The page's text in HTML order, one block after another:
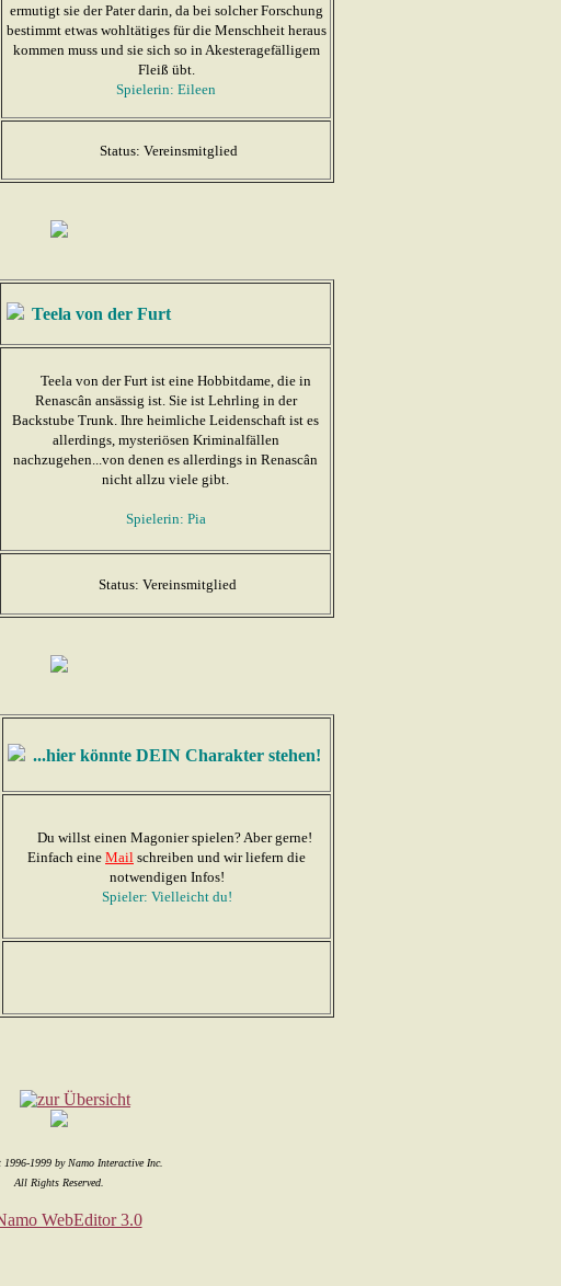
ermutigt sie der Pater darin, da bei solcher Forschung
bestimmt etwas wohltätiges für die Menschheit heraus
kommen muss und sie sich so in Akesteragefälligem
Fleiß übt.
Spielerin: Eileen
Status: Vereinsmitglied
Teela von der Furt
Teela von der Furt ist eine Hobbitdame, die in
Renascân ansässig ist. Sie ist Lehrling in der
Backstube Trunk. Ihre heimliche Leidenschaft ist es
allerdings, mysteriösen Kriminalfällen
nachzugehen...von denen es allerdings in Renascân
nicht allzu viele gibt.
Spielerin: Pia
Status: Vereinsmitglied
...hier könnte DEIN Charakter stehen!
Du willst einen Magonier spielen? Aber gerne!
Einfach eine Mail schreiben und wir liefern die
notwendigen Infos!
Spieler: Vielleicht du!
1999 by Namo Interactive Inc.
All Rights Reserved.